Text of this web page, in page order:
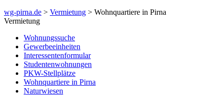
wg-pirna.de > Vermietung > Wohnquartiere in Pirna
Vermietung
Wohnungssuche
Gewerbeeinheiten
Interessentenformular
Studentenwohnungen
PKW-Stellplätze
Wohnquartiere in Pirna
Naturwiesen